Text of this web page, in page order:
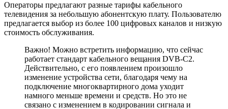
Операторы предлагают разные тарифы кабельного
телевидения за небольшую абонентскую плату. Пользователю
предлагается выбор из более 100 цифровых каналов и низкую
стоимость обслуживания.
Важно! Можно встретить информацию, что сейчас
работает стандарт кабельного вещания DVB-C2.
Действительно, с его появлением произошло
изменение устройства сети, благодаря чему на
подключение многоквартирного дома уходит
намного меньше времени и средств. Но это не
связано с изменением в кодировании сигнала и